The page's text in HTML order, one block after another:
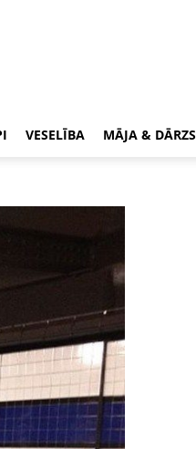
VESELĪBA MĀJA & DĀRZS